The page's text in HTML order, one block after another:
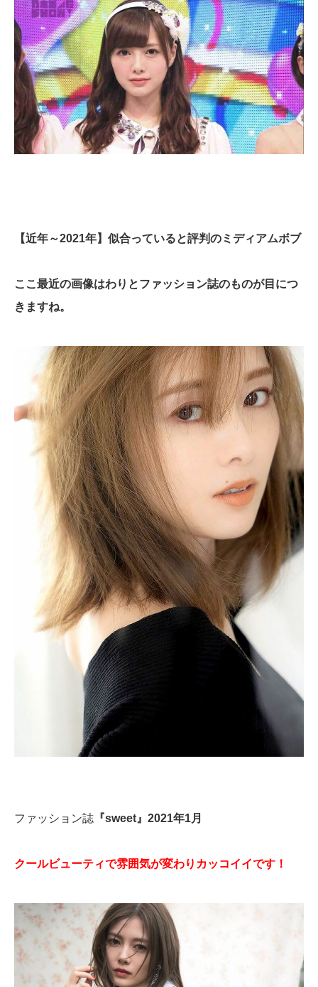
【近年～2021年】似合っていると評判のミディアムボブ
ここ最近の画像はわりとファッション誌のものが目につ
きますね。
ファッション誌 『sweet』2021年1月
クールビューティで雰囲気が変わりカッコイイです！